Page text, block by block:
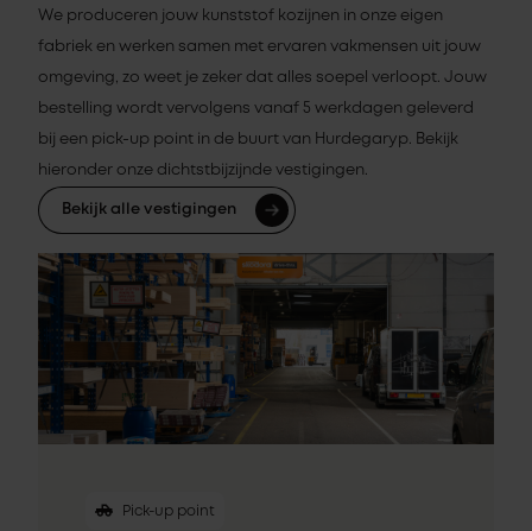
We produceren jouw kunststof kozijnen in onze eigen
fabriek en werken samen met ervaren vakmensen uit jouw
omgeving, zo weet je zeker dat alles soepel verloopt. Jouw
bestelling wordt vervolgens vanaf 5 werkdagen geleverd
bij een pick-up point in de buurt van Hurdegaryp. Bekijk
hieronder onze dichtstbijzijnde vestigingen.
Bekijk alle vestigingen
Pick-up point